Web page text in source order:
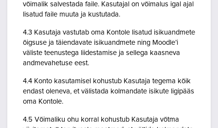
võimalik salvestada faile. Kasutajal on võimalus igal ajal
lisatud faile muuta ja kustutada.
4.3 Kasutaja vastutab oma Kontole lisatud isikuandmete
õigsuse ja täiendavate isikuandmete ning Moodle’i
väliste teenustega liidestamise ja sellega kaasneva
andmevahetuse eest.
4.4 Konto kasutamisel kohustub Kasutaja tegema kõik
endast oleneva, et välistada kolmandate isikute ligipääs
oma Kontole.
4.5 Võimaliku ohu korral kohustub Kasutaja võtma